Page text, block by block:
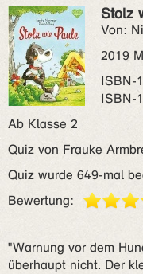
Stolz
Von:
2019
Ab Klasse 2
Quiz von Frauke
Quiz wurde 649-mal
Bewertung:
"Warnung vor dem
überhaupt nicht. Der